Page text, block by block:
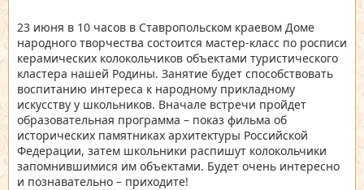
23 июня в 10 часов в Ставропольском краевом Доме
народного творчества состоится мастер-класс по росписи
керамических колокольчиков объектами туристического
кластера нашей Родины. Занятие будет способствовать
воспитанию интереса к народному прикладному
искусству у школьников. Вначале встречи пройдет
образовательная программа – показ фильма об
исторических памятниках архитектуры Российской
Федерации, затем школьники распишут колокольчики
запомнившимися им объектами. Будет очень интересно
и познавательно – приходите!